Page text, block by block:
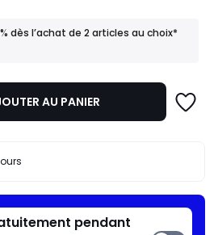
dès l’achat de 2 articles au choix*
AU PANIER
pendant